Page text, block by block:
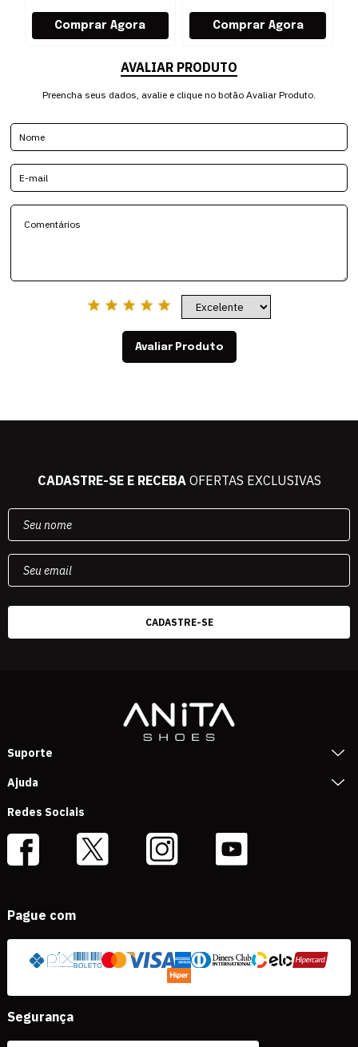
AVALIAR PRODUTO
Preencha seus dados, avalie e clique no botão Avaliar Produto.
Avaliar Produto
CADASTRE-SE E RECEBAOFERTAS EXCLUSIVAS
Suporte
Ajuda
Redes Sociais
Pague com
Segurança